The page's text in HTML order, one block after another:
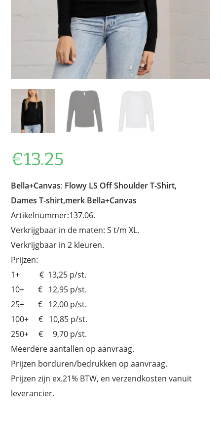
€13.25
Bella+Canvas: Flowy LS Off Shoulder T-Shirt,
Dames T-shirt,merk Bella+Canvas
Artikelnummer:137.06.
Verkrijgbaar in de maten: S t/m XL.
Verkrijgbaar in 2 kleuren.
Prijzen:
1+ € 13,25 p/st.
10+ € 12,95 p/st.
25+ € 12,00 p/st.
100+ € 10,85 p/st.
250+ € 9,70 p/st.
Meerdere aantallen op aanvraag.
Prijzen borduren/bedrukken op aanvraag.
Prijzen zijn ex.21% BTW, en verzendkosten vanuit
leverancier.